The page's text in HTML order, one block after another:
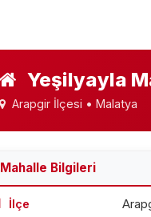
Yeşilyayla
Arapgir İlçesi • Malatya
Mahalle Bilgileri
İlçe